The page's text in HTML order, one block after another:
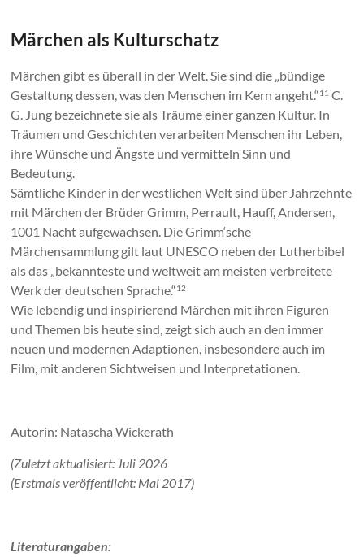
Märchen als Kulturschatz
Märchen gibt es überall in der Welt. Sie sind die „bündige
Gestaltung dessen, was den Menschen im Kern angeht.“11 C.
G. Jung bezeichnete sie als Träume einer ganzen Kultur. In
Träumen und Geschichten verarbeiten Menschen ihr Leben,
ihre Wünsche und Ängste und vermitteln Sinn und
Bedeutung.
Sämtliche Kinder in der westlichen Welt sind über Jahrzehnte
mit Märchen der Brüder Grimm, Perrault, Hauff, Andersen,
1001 Nacht aufgewachsen. Die Grimm‘sche
Märchensammlung gilt laut UNESCO neben der Lutherbibel
als das „bekannteste und weltweit am meisten verbreitete
Werk der deutschen Sprache.“12
Wie lebendig und inspirierend Märchen mit ihren Figuren
und Themen bis heute sind, zeigt sich auch an den immer
neuen und modernen Adaptionen, insbesondere auch im
Film, mit anderen Sichtweisen und Interpretationen.
Autorin: Natascha Wickerath
(Zuletzt aktualisiert: Juli 2026
(Erstmals veröffentlicht: Mai 2017)
Literaturangaben: